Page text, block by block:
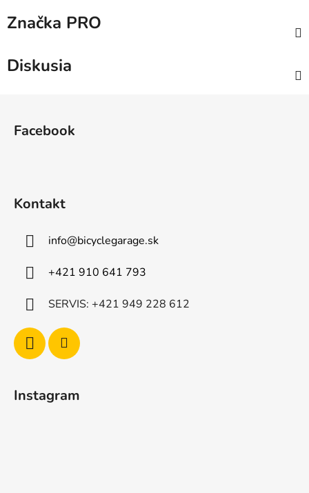
Značka PRO
Diskusia
Facebook
Kontakt
info@bicyclegarage.sk
+421 910 641 793
SERVIS: +421 949 228 612
Instagram